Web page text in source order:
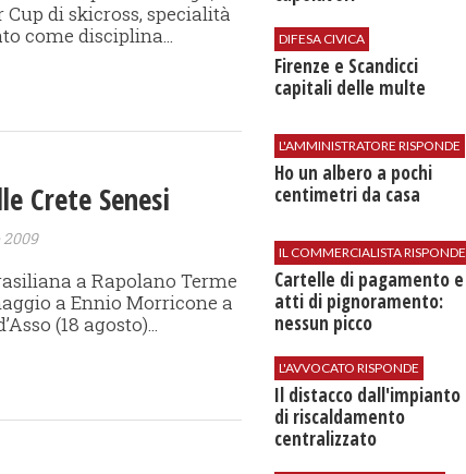
di skicross, specialità
come disciplina...
Crete Senesi
2009
a Rapolano Terme
a Ennio Morricone a
(18 agosto)...
DIFESA CIVICA
Firenze e Scandicci
capitali delle multe
L'AMMINISTRATORE RISPONDE
Ho un albero a pochi
centimetri da casa
IL COMMERCIALISTA RISPONDE
Cartelle di pagamento e
atti di pignoramento:
nessun picco
L'AVVOCATO RISPONDE
Il distacco dall'impianto
di riscaldamento
centralizzato